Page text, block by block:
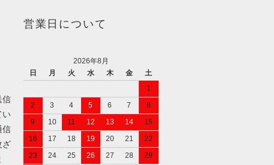
信
い
信
ざ
営業日について
2026年8月
日
月 火 水 木 金
土
1
2
3 4 5 6 7
8
9
10 11 12 13 14
15
16
17 18 19 20 21
22
23
24 25 26 27 28
29